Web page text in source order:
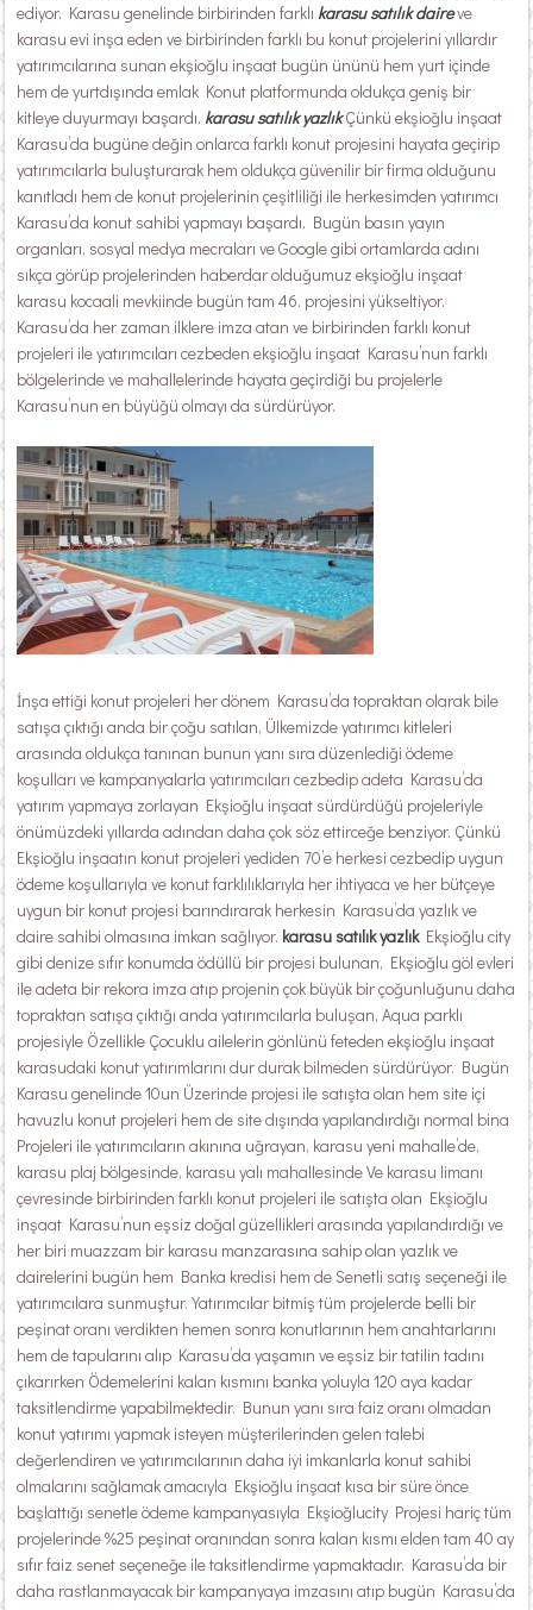
ediyor. Karasu genelinde birbirinden farklı karasu satılık daireve
karasu evi inşa eden ve birbirinden farklı bu konut projelerini yıllardır
yatırımcılarına sunan ekşioğlu inşaat bugün ününü hem yurt içinde
hem de yurtdışında emlak Konut platformunda oldukça geniş bir
kitleye duyurmayı başardı. karasu satılık yazlıkÇünkü ekşioğlu inşaat
Karasu’da bugüne değin onlarca farklı konut projesini hayata geçirip
yatırımcılarla buluşturarak hem oldukça güvenilir bir firma olduğunu
kanıtladı hem de konut projelerinin çeşitliliği ile herkesimden yatırımcı
Karasu’da konut sahibi yapmayı başardı. Bugün basın yayın
organları, sosyal medya mecraları ve Google gibi ortamlarda adını
sıkça görüp projelerinden haberdar olduğumuz ekşioğlu inşaat
karasu kocaali mevkiinde bugün tam 46. projesini yükseltiyor.
Karasu’da her zaman ilklere imza atan ve birbirinden farklı konut
projeleri ile yatırımcıları cezbeden ekşioğlu inşaat Karasu’nun farklı
bölgelerinde ve mahallelerinde hayata geçirdiği bu projelerle
Karasu’nun en büyüğü olmayı da sürdürüyor.
İnşa ettiği konut projeleri her dönem Karasu’da topraktan olarak bile
satışa çıktığı anda bir çoğu satılan, Ülkemizde yatırımcı kitleleri
arasında oldukça tanınan bunun yanı sıra düzenlediği ödeme
koşulları ve kampanyalarla yatırımcıları cezbedip adeta Karasu’da
yatırım yapmaya zorlayan Ekşioğlu inşaat sürdürdüğü projeleriyle
önümüzdeki yıllarda adından daha çok söz ettirceğe benziyor. Çünkü
Ekşioğlu inşaatın konut projeleri yediden 70’e herkesi cezbedip uygun
ödeme koşullarıyla ve konut farklılıklarıyla her ihtiyaca ve her bütçeye
uygun bir konut projesi barındırarak herkesin Karasu’da yazlık ve
daire sahibi olmasına imkan sağlıyor. karasu satılık yazlıkEkşioğlu city
gibi denize sıfır konumda ödüllü bir projesi bulunan, Ekşioğlu göl evleri
ile adeta bir rekora imza atıp projenin çok büyük bir çoğunluğunu daha
topraktan satışa çıktığı anda yatırımcılarla buluşan, Aqua parklı
projesiyle Özellikle Çocuklu ailelerin gönlünü feteden ekşioğlu inşaat
karasudaki konut yatırımlarını dur durak bilmeden sürdürüyor. Bugün
Karasu genelinde 10un Üzerinde projesi ile satışta olan hem site içi
havuzlu konut projeleri hem de site dışında yapılandırdığı normal bina
Projeleri ile yatırımcıların akınına uğrayan, karasu yeni mahalle’de,
karasu plaj bölgesinde, karasu yalı mahallesinde Ve karasu limanı
çevresinde birbirinden farklı konut projeleri ile satışta olan Ekşioğlu
inşaat Karasu’nun eşsiz doğal güzellikleri arasında yapılandırdığı ve
her biri muazzam bir karasu manzarasına sahip olan yazlık ve
dairelerini bugün hem Banka kredisi hem de Senetli satış seçeneği ile
yatırımcılara sunmuştur. Yatırımcılar bitmiş tüm projelerde belli bir
peşinat oranı verdikten hemen sonra konutlarının hem anahtarlarını
hem de tapularını alıp Karasu’da yaşamın ve eşsiz bir tatilin tadını
çıkarırken Ödemelerini kalan kısmını banka yoluyla 120 aya kadar
taksitlendirme yapabilmektedir. Bunun yanı sıra faiz oranı olmadan
konut yatırımı yapmak isteyen müşterilerinden gelen talebi
değerlendiren ve yatırımcılarının daha iyi imkanlarla konut sahibi
olmalarını sağlamak amacıyla Ekşioğlu inşaat kısa bir süre önce
başlattığı senetle ödeme kampanyasıyla Ekşioğlucity Projesi hariç tüm
projelerinde %25 peşinat oranından sonra kalan kısmı elden tam 40 ay
sıfır faiz senet seçeneğe ile taksitlendirme yapmaktadır. Karasu’da bir
daha rastlanmayacak bir kampanyaya imzasını atıp bugün Karasu’da